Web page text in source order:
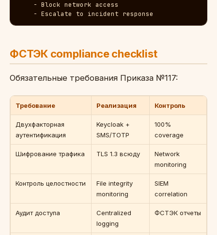
    - Block network access
    - Escalate to incident response
ФСТЭК compliance checklist
Обязательные требования Приказа №117:
Требование Реализация Контроль
Двухфакторная
аутентификация
Keycloak +
SMS/TOTP
100%
coverage
Шифрование трафика TLS 1.3 всюду
Network
monitoring
Контроль целостности
File integrity
monitoring
SIEM
correlation
Аудит доступа
Centralized
logging
ФСТЭК отчеты